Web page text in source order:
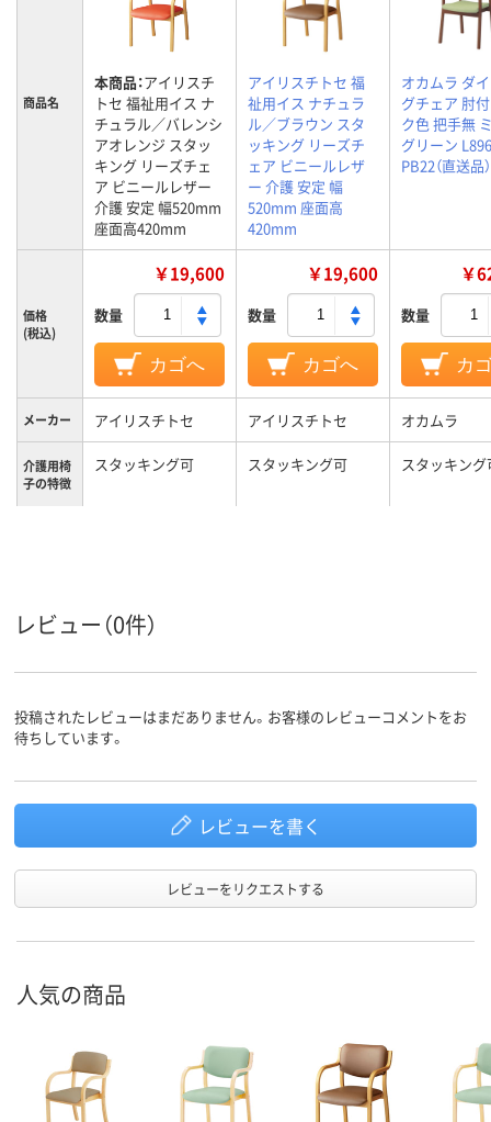
商品名
本商品：アイリスチ
トセ 福祉用イス ナ
チュラル／バレンシ
アオレンジ スタッ
キング リーズチェ
ア ビニールレザー
介護 安定 幅520mm
座面高420mm
アイリスチトセ 福
祉用イス ナチュラ
ル／ブラウン スタ
ッキング リーズチ
ェア ビニールレザ
ー 介護 安定 幅
520mm 座面高
420mm
オカムラ ダ
グチェア 肘
ク色 把手無
グリーン
PB22（直送品）
価格
(税込)
￥19,600
数量
カゴへ
￥19,600
数量
カゴへ
￥
数量
カ
メーカー アイリスチトセ アイリスチトセ オカムラ
介護用椅
子の特徴
スタッキング可 スタッキング可 スタッキング
カラーグ
ループ
オレンジ系
レビュー（0件）
投稿されたレビューはまだありません。お客様のレビューコメントをお
待ちしています。
レビューを書く
レビューをリクエストする
人気の商品